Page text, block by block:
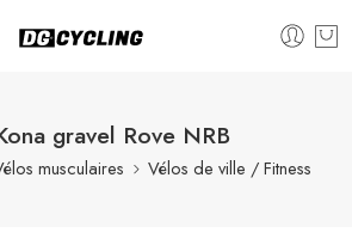
gravel Rove NRB
musculaires Vélos de ville / Fitness